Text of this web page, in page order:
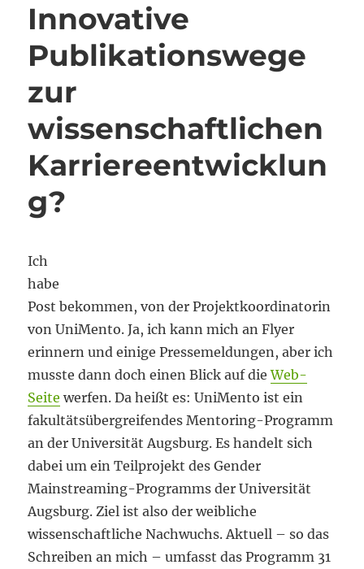
Innovative
Publikationswege
zur
wissenschaftlichen
Karriereentwicklun
g?
Ich
habe
Post bekommen, von der Projektkoordinatorin
von UniMento. Ja, ich kann mich an Flyer
erinnern und einige Pressemeldungen, aber ich
musste dann doch einen Blick auf dieWeb-
Seite werfen. Da heißt es: UniMento ist ein
fakultätsübergreifendes Mentoring-Programm
an der Universität Augsburg. Es handelt sich
dabei um ein Teilprojekt des Gender
Mainstreaming-Programms der Universität
Augsburg. Ziel ist also der weibliche
wissenschaftliche Nachwuchs. Aktuell – so das
Schreiben an mich – umfasst das Programm 31